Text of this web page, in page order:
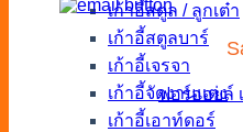
เก้าอี้สตูล / ลูกเต๋า
เก้าอี้สตูลบาร์
เก้าอี้เจรจา
เก้าอี้จัดงานแต่ง
เก้าอี้เอาท์ดอร์
ฟอร์ออยล์